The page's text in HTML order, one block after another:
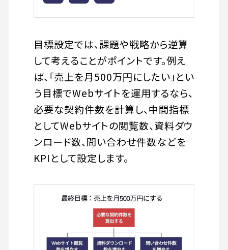
目標設定では、課題や戦略から逆算
して考えることがポイントです。例え
ば、「売上を月500万円にしたい」とい
う目標でWebサイトを運用するなら、
必要な契約件数を計算し、中間指標
としてWebサイトの閲覧数、資料ダウ
ンロード数、問い合わせ件数などを
KPIとして設定します。